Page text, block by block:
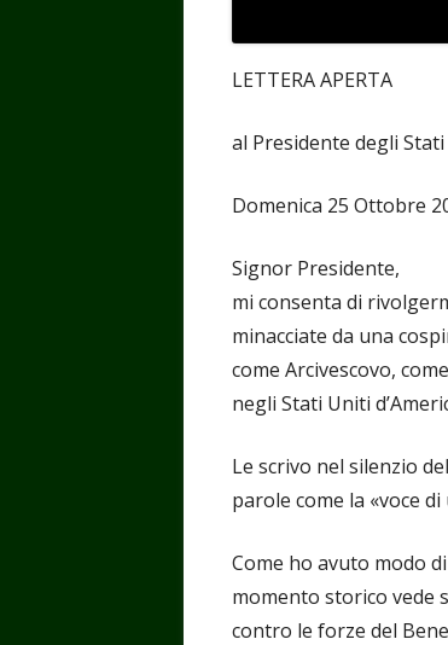
LETTERA APERTA
al Presidente degli
Domenica 25 Ottobre
Signor Presidente,
mi consenta di
minacciate da una
come Arcivescovo,
negli Stati Uniti
Le scrivo nel silenzio
parole come la «voce
Come ho avuto modo
momento storico vede
contro le forze del